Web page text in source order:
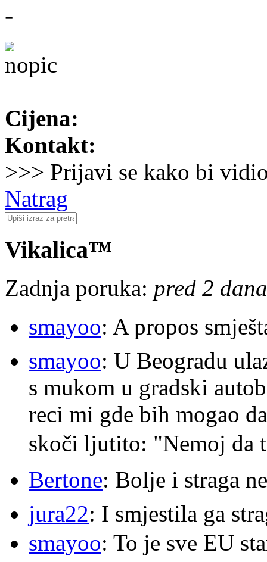
-
Cijena:
Kontakt:
>>> Prijavi se kako bi
Natrag
Vikalica™
Zadnja poruka: pred 2
smayoo: A propos
smayoo: U Beogradu
s mukom u gradski
reci mi gde bih mogao
skoči ljutito: "Nemoj da
Bertone: Bolje i straga
jura22: I smjestila ga
smayoo: To je sve EU